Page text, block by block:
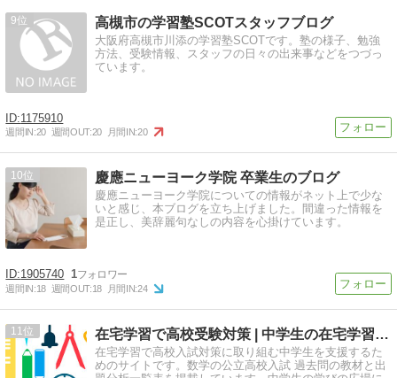
9 高槻市の学習塾SCOTスタッフブログ
大阪府高槻市川添の学習塾SCOTです。塾の様子、勉強
方法、受験情報、スタッフの日々の出来事などをつづっ
ています。
1175910
週間IN:20 週間OUT:20 月間IN:20
10 慶應ニューヨーク学院 卒業生のブログ
慶應ニューヨーク学院についての情報がネット上で少な
いと感じ、本ブログを立ち上げました。間違った情報を
是正し、美辞麗句なしの内容を心掛けています。
1905740 1
週間IN:18 週間OUT:18 月間IN:24
11 在宅学習で高校受験対策 | 中学生の在宅学習支援教室
在宅学習で高校入試対策に取り組む中学生を支援するた
めのサイトです。数学の公立高校入試 過去問の教材と出